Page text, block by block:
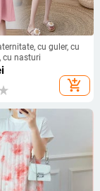
cu guler, cu
cu nasturi
add_shopping_cart